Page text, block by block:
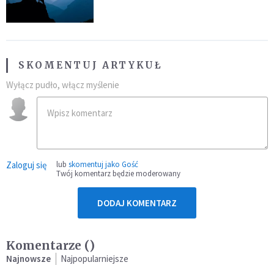
SKOMENTUJ ARTYKUŁ
Wyłącz pudło, włącz myślenie
Zaloguj się lub skomentuj jako Gość
Twój komentarz będzie moderowany
DODAJ KOMENTARZ
Komentarze ()
Najnowsze Najpopularniejsze